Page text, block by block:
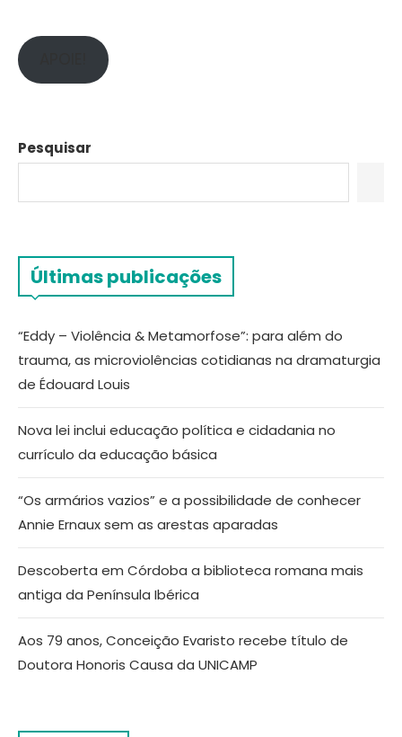
Pesquisar
Últimas publicações
“Eddy – Violência & Metamorfose”: para além do
trauma, as microviolências cotidianas na dramaturgia
de Édouard Louis
Nova lei inclui educação política e cidadania no
currículo da educação básica
“Os armários vazios” e a possibilidade de conhecer
Annie Ernaux sem as arestas aparadas
Descoberta em Córdoba a biblioteca romana mais
antiga da Península Ibérica
Aos 79 anos, Conceição Evaristo recebe título de
Doutora Honoris Causa da UNICAMP